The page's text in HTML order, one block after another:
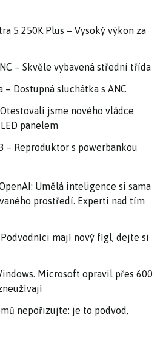
5 250K Plus – Vysoký výkon za
– Skvěle vybavená střední třída
– Dostupná sluchátka s ANC
jsme nového vládce
panelem
– Reproduktor s powerbankou
Umělá inteligence si sama
prostředí. Experti nad tím
mají nový fígl, dejte si
Microsoft opravil přes 600
nepořizujte: je to podvod,